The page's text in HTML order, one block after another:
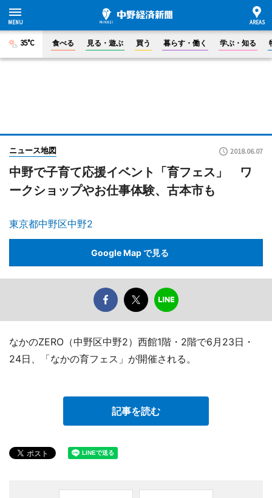
35°C 食べる 見る・遊ぶ 買う 暮らす・働く 学ぶ・知る
ニュース地図 2018.06.07
中野で子育て応援イベント「育フェス」 ワ
ークショップやお仕事体験、古本市も
東京都中野区中野2
Google Map で見る
なかのZERO（中野区中野2）西館1階・2階で6月23日・
24日、「なかの育フェス」が開催される。
記事を読む